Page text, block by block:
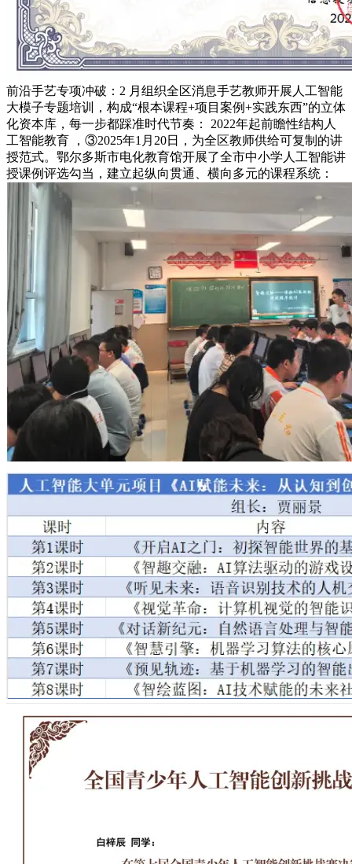
前沿手艺专项冲破：2 月组织全区消息手艺教师开展人工智能
大模子专题培训，构成“根本课程+项目案例+实践东西”的立体
化资本库，每一步都踩准时代节奏： 2022年起前瞻性结构人
工智能教育 ，③2025年1月20日，为全区教师供给可复制的讲
授范式。鄂尔多斯市电化教育馆开展了全市中小学人工智能讲
授课例评选勾当，建立起纵向贯通、横向多元的课程系统：